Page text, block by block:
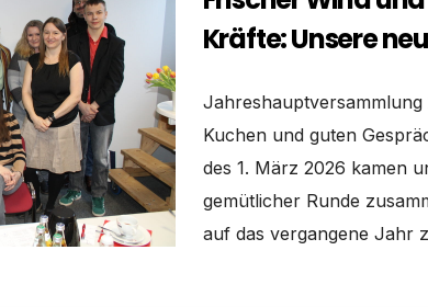
Kräfte: Unsere
Jahreshauptversammlung
Kuchen und guten
des 1. März 2026 kamen
gemütlicher Runde
auf das vergangene Jahr